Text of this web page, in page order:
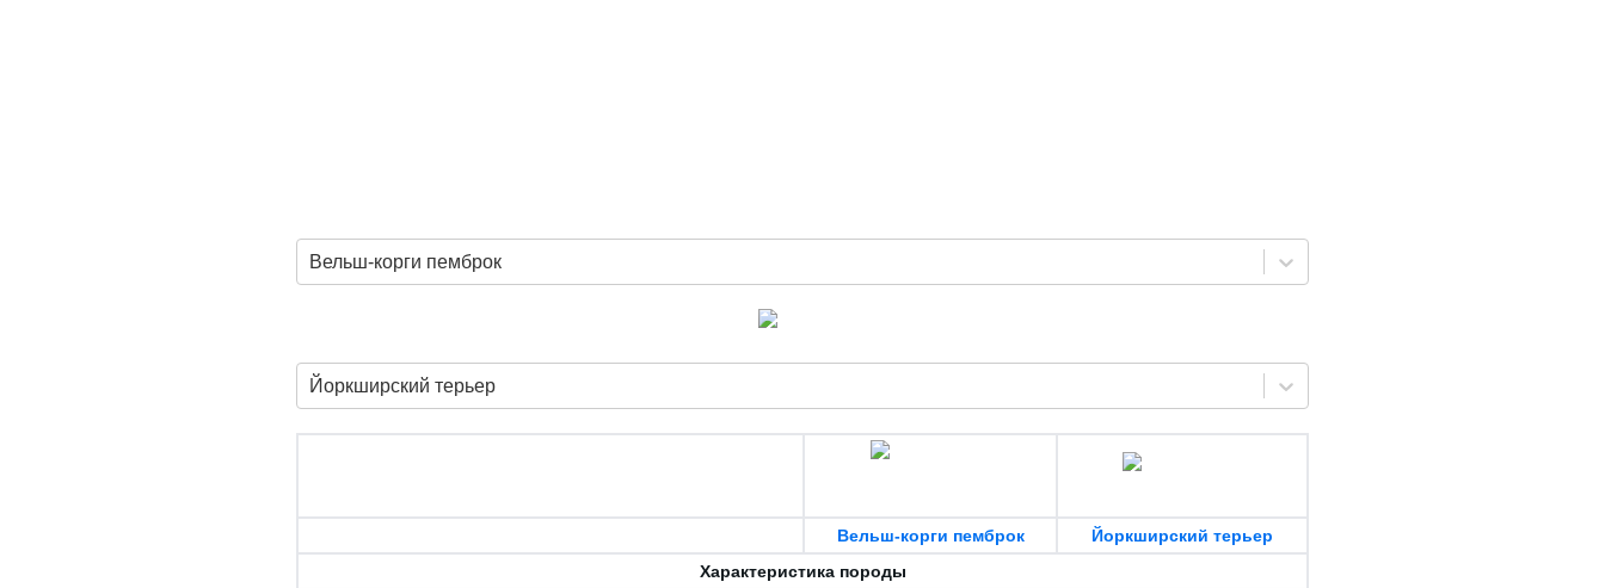
Вельш-корги пемброк
Йоркширский терьер
Вельш-корги пемброк
Йоркширский терьер
Характеристика породы